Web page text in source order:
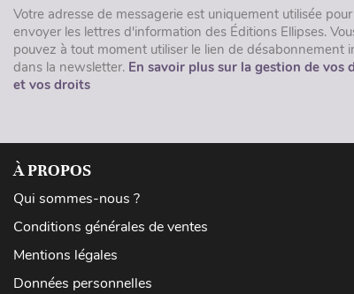
Votre adresse de messagerie est uniquement utilisée
envoyer les lettres d'information des Éditions Ellipses.
pouvez à tout moment utiliser le lien de désabonnement
dans la newsletter. En savoir plus sur la gestion de vos
et vos droits
À PROPOS
Qui sommes-nous ?
Conditions générales de ventes
Mentions légales
Données personnelles